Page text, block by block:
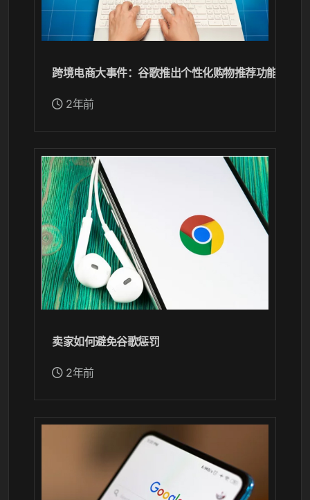
跨境电商大事件：谷歌推出个性化购物推荐功能，独
2年前
卖家如何避免谷歌惩罚
2年前